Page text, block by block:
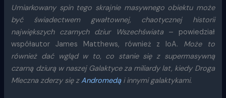
Umiarkowany spin tego skrajnie masywnego obiektu może
być świadectwem gwałtownej, chaotycznej historii
największych czarnych dziur Wszechświata– powiedział
współautor James Matthews, również z IoA. Może to
również dać wgląd w to, co stanie się z supermasywną
czarną dziurą w naszej Galaktyce za miliardy lat, kiedy Droga
Mleczna zderzy się zAndromedąi innymi galaktykami.